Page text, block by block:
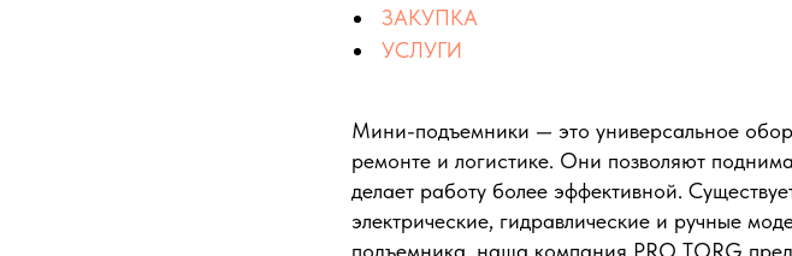
ЗАКУПКА
УСЛУГИ
Мини-подъемники — это универсальное
ремонте и логистике. Они позволяют
делает работу более эффективной.
электрические, гидравлические и ручные
подъемника, наша компания PRO TORG